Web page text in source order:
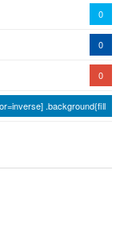
0
0
0
.background{fill